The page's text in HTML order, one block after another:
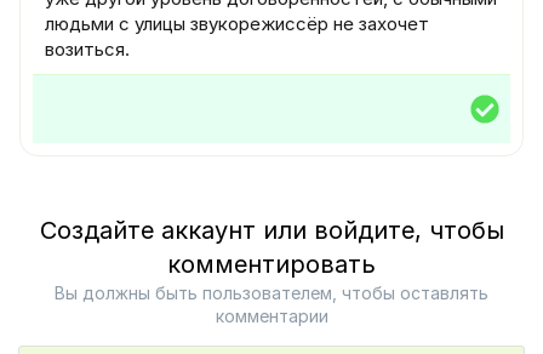
людьми с улицы звукорежиссёр не захочет
возиться.
Р
е
ш
н
е
Создайте аккаунт или войдите, чтобы
комментировать
Вы должны быть пользователем, чтобы оставлять
комментарии